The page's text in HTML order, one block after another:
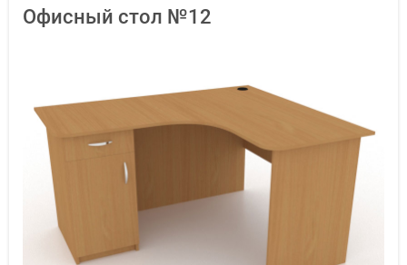
Офисный стол №12